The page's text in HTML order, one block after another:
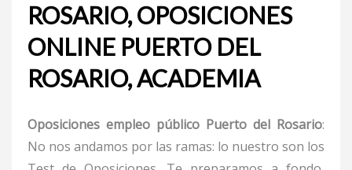
ROSARIO, OPOSICIONES
ONLINE PUERTO DEL
ROSARIO, ACADEMIA
Oposiciones empleo público Puerto del Rosario:
No nos andamos por las ramas: lo nuestro son los